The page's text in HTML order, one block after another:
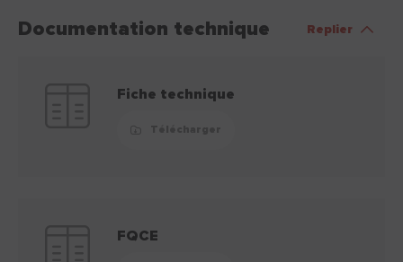
Documentation technique Replier
Fiche technique
FQCE